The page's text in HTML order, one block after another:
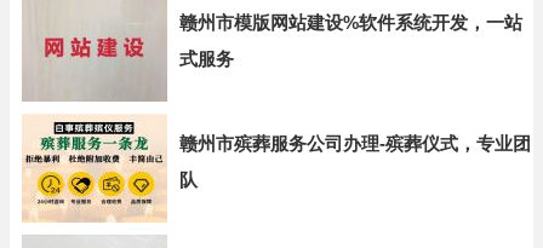
赣州市模版网站建设%软件系统开发，一站
式服务
赣州市殡葬服务公司办理-殡葬仪式，专业团
队